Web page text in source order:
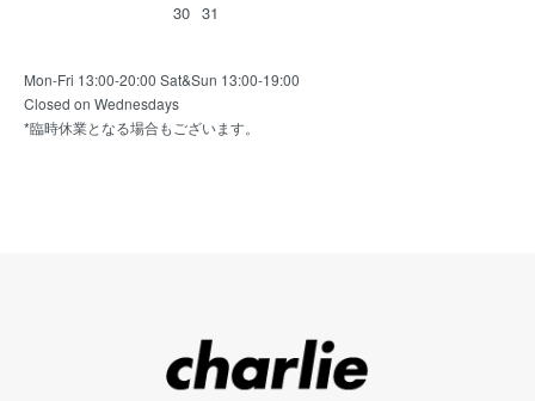
30 31
Mon-Fri 13:00-20:00 Sat&Sun 13:00-19:00
Closed on Wednesdays
*臨時休業となる場合もございます。